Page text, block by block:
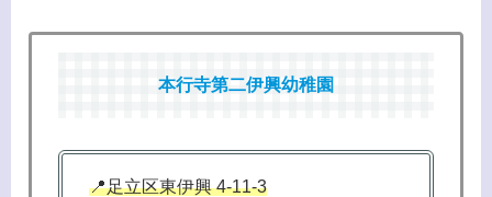
本行寺第二伊興幼稚園
📍足立区東伊興 4-11-3